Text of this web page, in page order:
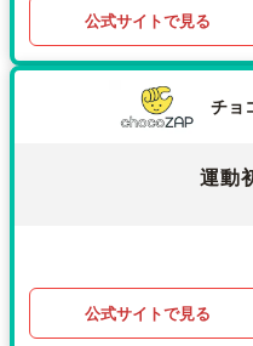
公式サイトで見る
チョ
運動
公式サイトで見る